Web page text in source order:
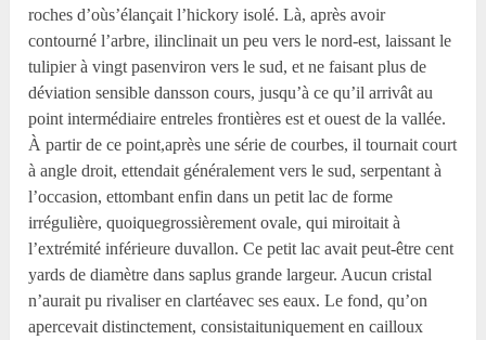
roches d’oùs’élançait l’hickory isolé. Là, après avoir
contourné l’arbre, ilinclinait un peu vers le nord-est, laissant le
tulipier à vingt pasenviron vers le sud, et ne faisant plus de
déviation sensible dansson cours, jusqu’à ce qu’il arrivât au
point intermédiaire entreles frontières est et ouest de la vallée.
À partir de ce point,après une série de courbes, il tournait court
à angle droit, ettendait généralement vers le sud, serpentant à
l’occasion, ettombant enfin dans un petit lac de forme
irrégulière, quoiquegrossièrement ovale, qui miroitait à
l’extrémité inférieure duvallon. Ce petit lac avait peut-être cent
yards de diamètre dans saplus grande largeur. Aucun cristal
n’aurait pu rivaliser en clartéavec ses eaux. Le fond, qu’on
apercevait distinctement, consistaituniquement en cailloux